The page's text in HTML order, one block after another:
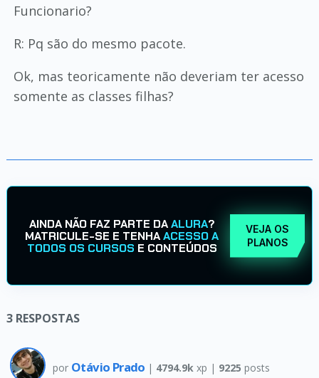
Funcionario?
R: Pq são do mesmo pacote.
Ok, mas teoricamente não deveriam ter acesso
somente as classes filhas?
AINDA NÃO FAZ PARTE DAALURA?
MATRICULE-SE E TENHAACESSO A
TODOS OS CURSOS E CONTEÚDOS
VEJA OS
PLANOS
3 RESPOSTAS
por Otávio Prado | 4794.9k xp | 9225 posts